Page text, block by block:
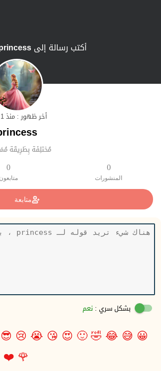
أكتب رسالة إلى
أخر ظهور : منذ 1 سنة
مُختلِفَة بِطَرِيقَة
0
المنشورات
0
متابعون
متابعة
بشكل سري : نعم
😀
😅
😂
🤣
🙂
😍
😘
😭
😢
😎
🌹
❤️